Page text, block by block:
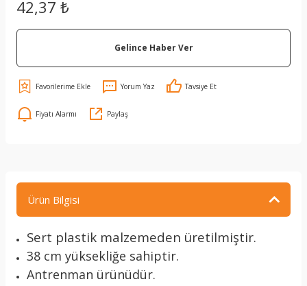
42,37 ₺
Gelince Haber Ver
Yorum Yaz Tavsiye Et
Fiyatı Alarmı Paylaş
Ürün Bilgisi
Sert plastik malzemeden üretilmiştir.
38 cm yüksekliğe sahiptir.
Antrenman ürünüdür.